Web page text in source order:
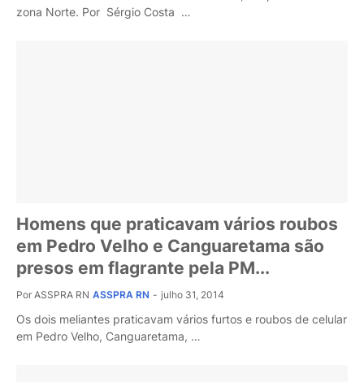
zona Norte. Por Sérgio Costa …
Homens que praticavam vários roubos
em Pedro Velho e Canguaretama são
presos em flagrante pela PM...
Por ASSPRA RN ASSPRA RN - julho 31, 2014
Os dois meliantes praticavam vários furtos e roubos de celular
em Pedro Velho, Canguaretama, …